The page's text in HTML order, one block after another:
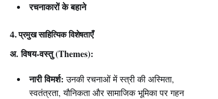
रचनाकारों के बहाने
4. प्रमुख साहित्यिक विशेषताएँ
अ. विषय-वस्तु (Themes):
नारी विमर्श: उनकी रचनाओं में स्त्री की अस्मिता,
स्वतंत्रता, यौनिकता और सामाजिक भूमिका पर गहन